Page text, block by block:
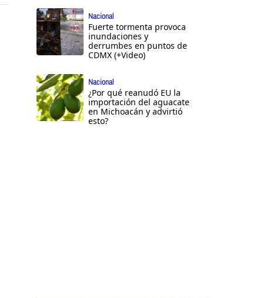
Nacional
Fuerte tormenta provoca
inundaciones y
derrumbes en puntos de
CDMX (+Video)
Nacional
¿Por qué reanudó EU la
importación del aguacate
en Michoacán y advirtió
esto?